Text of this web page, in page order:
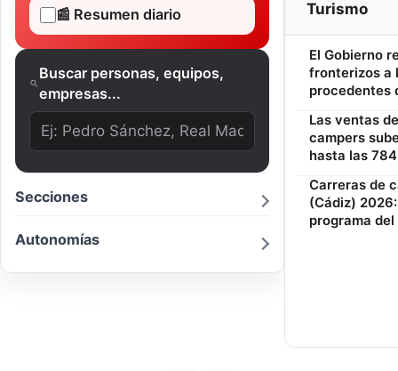
📰 Resumen diario
Buscar personas, equipos,
empresas...
Secciones
Autonomías
Turismo
El Gobierno
fronterizos a
procedentes
Las ventas
campers
hasta las
Carreras de
(Cádiz)
programa